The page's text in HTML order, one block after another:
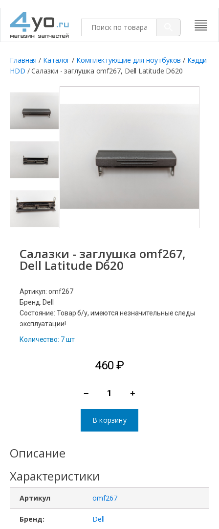
Главная / Каталог / Комплектующие для ноутбуков / Кэдди
HDD / Салазки - заглушка omf267, Dell Latitude D620
Салазки - заглушка omf267,
Dell Latitude D620
Артикул: omf267
Бренд: Dell
Состояние: Товар б/у, имеются незначительные следы
эксплуатации!
Количество: 7 шт
460₽
−
omf267,
Dell
Latitude
D620
+
В корзину
Описание
Характеристики
Артикул omf267
Бренд: Dell